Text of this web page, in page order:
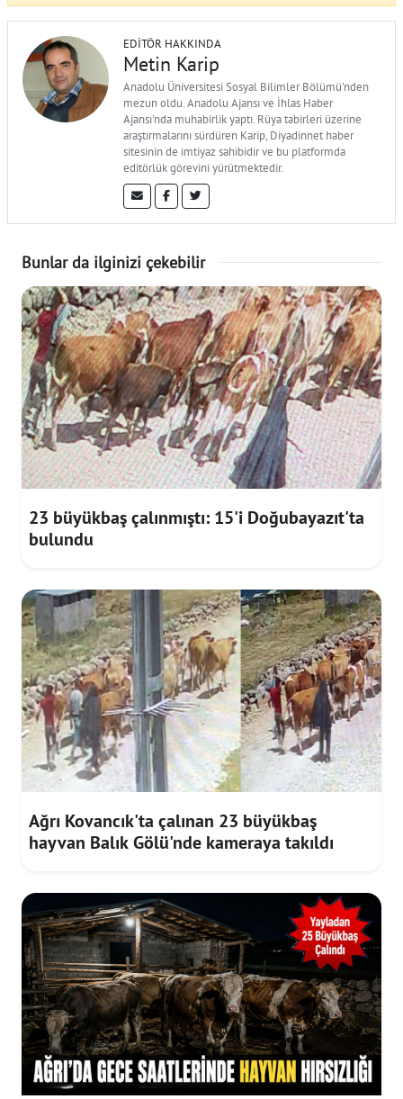
EDITÖR HAKKINDA
Metin Karip
Anadolu Üniversitesi Sosyal Bilimler Bölümü'nden
mezun oldu. Anadolu Ajansı ve İhlas Haber
Ajansı'nda muhabirlik yaptı. Rüya tabirleri üzerine
araştırmalarını sürdüren Karip, Diyadinnet haber
sitesinin de imtiyaz sahibidir ve bu platformda
editörlük görevini yürütmektedir.
Bunlar da ilginizi çekebilir
23 büyükbaş çalınmıştı: 15'i Doğubayazıt'ta
bulundu
Ağrı Kovancık'ta çalınan 23 büyükbaş
hayvan Balık Gölü'nde kameraya takıldı